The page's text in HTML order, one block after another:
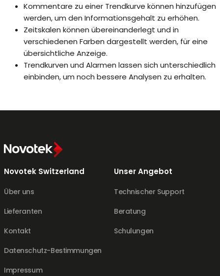
Kommentare zu einer Trendkurve können hinzufügen
werden, um den Informationsgehalt zu erhöhen.
Zeitskalen können übereinanderlegt und in
verschiedenen Farben dargestellt werden, für eine
übersichtliche Anzeige.
Trendkurven und Alarmen lassen sich unterschiedlich
einbinden, um noch bessere Analysen zu erhalten.
Novotek Switzerland
Über uns
Lieferanten
Kontakt
Unser Angebot
Technischer Support
Beratung
Schulungen
Datenschutz-Bestimmungen
Impressum